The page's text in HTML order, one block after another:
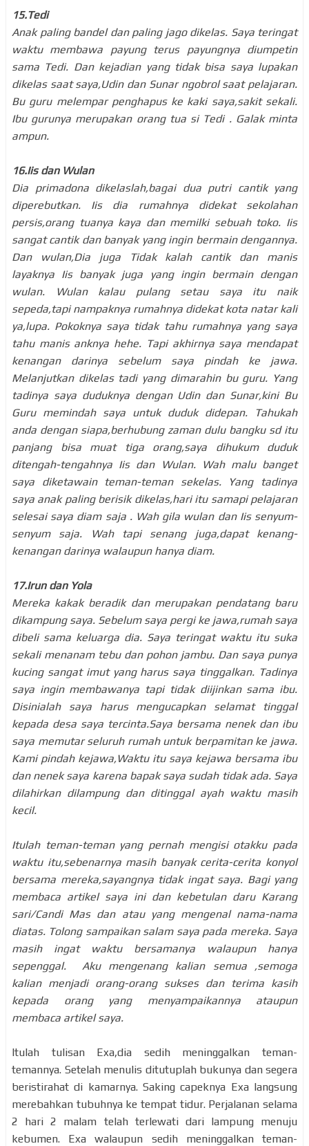
15.Tedi
Anak paling bandel dan paling jago dikelas. Saya teringat
waktu membawa payung terus payungnya diumpetin
sama Tedi. Dan kejadian yang tidak bisa saya lupakan
dikelas saat saya,Udin dan Sunar ngobrol saat pelajaran.
Bu guru melempar penghapus ke kaki saya,sakit sekali.
Ibu gurunya merupakan orang tua si Tedi . Galak minta
ampun.
16.Iis dan Wulan
Dia primadona dikelaslah,bagai dua putri cantik yang
diperebutkan. Iis dia rumahnya didekat sekolahan
persis,orang tuanya kaya dan memilki sebuah toko. Iis
sangat cantik dan banyak yang ingin bermain dengannya.
Dan wulan,Dia juga Tidak kalah cantik dan manis
layaknya Iis banyak juga yang ingin bermain dengan
wulan. Wulan kalau pulang setau saya itu naik
sepeda,tapi nampaknya rumahnya didekat kota natar kali
ya,lupa. Pokoknya saya tidak tahu rumahnya yang saya
tahu manis anknya hehe. Tapi akhirnya saya mendapat
kenangan darinya sebelum saya pindah ke jawa.
Melanjutkan dikelas tadi yang dimarahin bu guru. Yang
tadinya saya duduknya dengan Udin dan Sunar,kini Bu
Guru memindah saya untuk duduk didepan. Tahukah
anda dengan siapa,berhubung zaman dulu bangku sd itu
panjang bisa muat tiga orang,saya dihukum duduk
ditengah-tengahnya Iis dan Wulan. Wah malu banget
saya diketawain teman-teman sekelas. Yang tadinya
saya anak paling berisik dikelas,hari itu samapi pelajaran
selesai saya diam saja . Wah gila wulan dan Iis senyum-
senyum saja. Wah tapi senang juga,dapat kenang-
kenangan darinya walaupun hanya diam.
17.Irun dan Yola
Mereka kakak beradik dan merupakan pendatang baru
dikampung saya. Sebelum saya pergi ke jawa,rumah saya
dibeli sama keluarga dia. Saya teringat waktu itu suka
sekali menanam tebu dan pohon jambu. Dan saya punya
kucing sangat imut yang harus saya tinggalkan. Tadinya
saya ingin membawanya tapi tidak diijinkan sama ibu.
Disinialah saya harus mengucapkan selamat tinggal
kepada desa saya tercinta.Saya bersama nenek dan ibu
saya memutar seluruh rumah untuk berpamitan ke jawa.
Kami pindah kejawa,Waktu itu saya kejawa bersama ibu
dan nenek saya karena bapak saya sudah tidak ada. Saya
dilahirkan dilampung dan ditinggal ayah waktu masih
kecil.
Itulah teman-teman yang pernah mengisi otakku pada
waktu itu,sebenarnya masih banyak cerita-cerita konyol
bersama mereka,sayangnya tidak ingat saya. Bagi yang
membaca artikel saya ini dan kebetulan daru Karang
sari/Candi Mas dan atau yang mengenal nama-nama
diatas. Tolong sampaikan salam saya pada mereka. Saya
masih ingat waktu bersamanya walaupun hanya
sepenggal. Aku mengenang kalian semua ,semoga
kalian menjadi orang-orang sukses dan terima kasih
kepada orang yang menyampaikannya ataupun
membaca artikel saya.
Itulah tulisan Exa,dia sedih meninggalkan teman-
temannya. Setelah menulis ditutuplah bukunya dan segera
beristirahat di kamarnya. Saking capeknya Exa langsung
merebahkan tubuhnya ke tempat tidur. Perjalanan selama
2 hari 2 malam telah terlewati dari lampung menuju
kebumen. Exa walaupun sedih meninggalkan teman-